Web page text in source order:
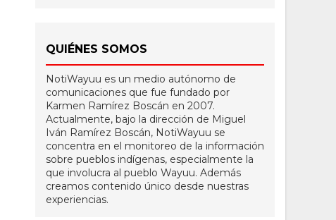
QUIÉNES SOMOS
NotiWayuu es un medio autónomo de
comunicaciones que fue fundado por
Karmen Ramírez Boscán en 2007.
Actualmente, bajo la dirección de Miguel
Iván Ramírez Boscán, NotiWayuu se
concentra en el monitoreo de la información
sobre pueblos indígenas, especialmente la
que involucra al pueblo Wayuu. Además
creamos contenido único desde nuestras
experiencias.